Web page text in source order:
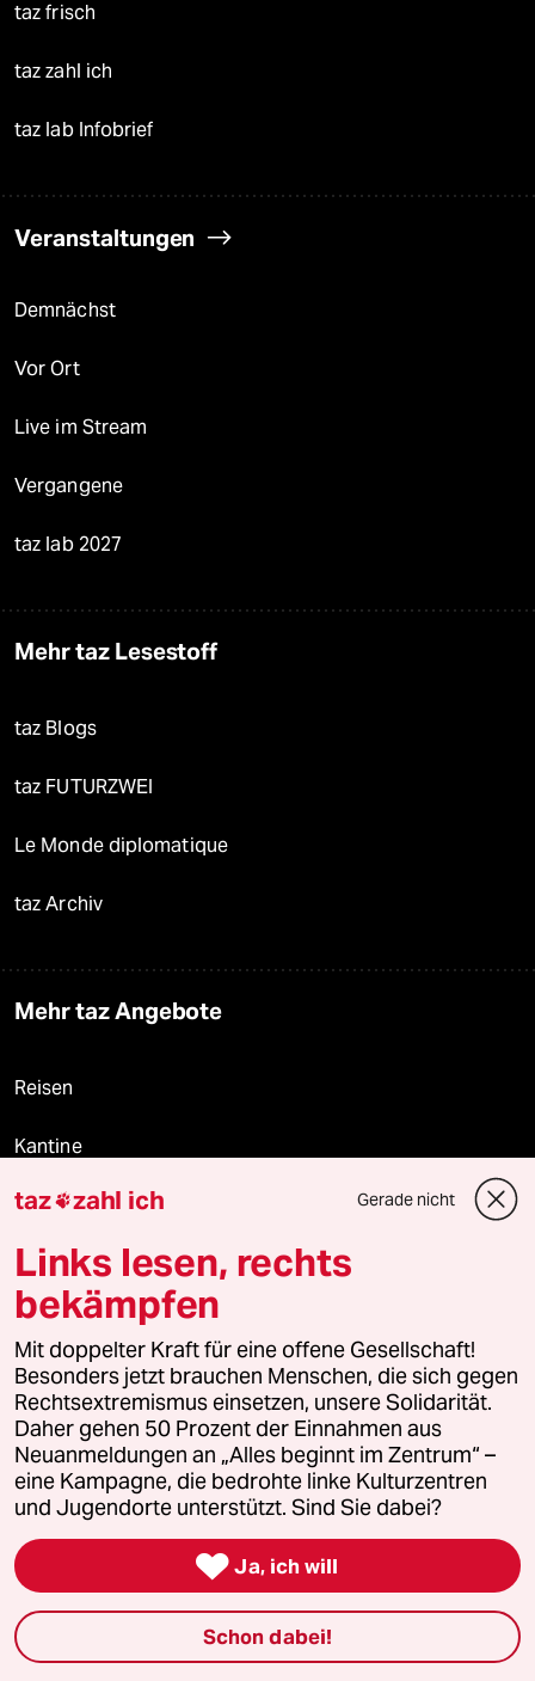
taz frisch
taz zahl ich
taz lab Infobrief
Veranstaltungen
Demnächst
Vor Ort
Live im Stream
Vergangene
taz lab 2027
Mehr taz Lesestoff
taz Blogs
taz FUTURZWEI
Le Monde diplomatique
taz Archiv
Mehr taz Angebote
Reisen
Kantine
Shop
Anzeigen
Fragen & Hilfe
Feedback
Aboservice
ePaper Login
Downloads für Abonnierende
taz zahl ich Gerade nicht
Links lesen, rechts
bekämpfen
Mit doppelter Kraft für eine offene Gesellschaft!
Besonders jetzt brauchen Menschen, die sich gegen
Rechtsextremismus einsetzen, unsere Solidarität.
Daher gehen 50 Prozent der Einnahmen aus
Neuanmeldungen an „Alles beginnt im Zentrum“ –
eine Kampagne, die bedrohte linke Kulturzentren
und Jugendorte unterstützt. Sind Sie dabei?
 Ja, ich will
Schon dabei!